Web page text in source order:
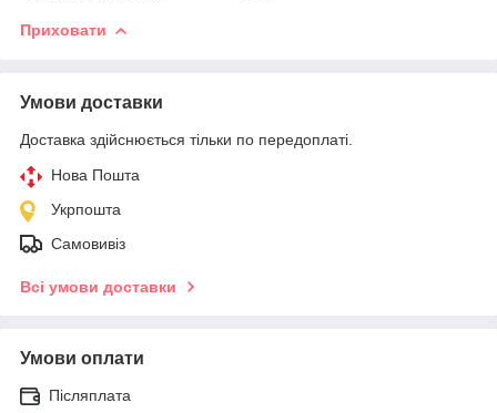
Приховати
Умови доставки
Доставка здійснюється тільки по передоплаті.
Нова Пошта
Укрпошта
Самовивіз
Всі умови доставки
Умови оплати
Післяплата